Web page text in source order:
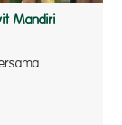
Mandiri